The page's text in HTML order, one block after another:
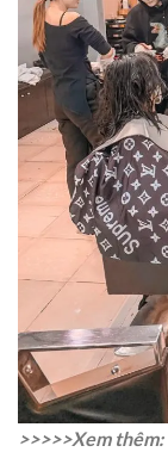
>>>>>Xem thêm: